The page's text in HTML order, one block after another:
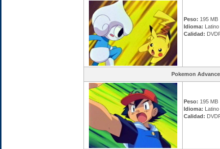
Peso: 195 MB
Idioma: Latino
Calidad:
Pokemon
Peso: 195 MB
Idioma: Latino
Calidad: